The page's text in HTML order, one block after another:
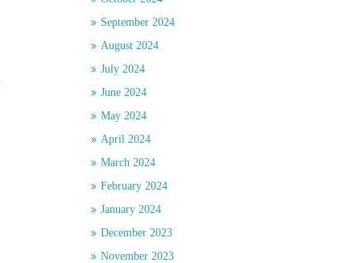
September 2024
August 2024
July 2024
June 2024
May 2024
April 2024
March 2024
February 2024
January 2024
December 2023
November 2023